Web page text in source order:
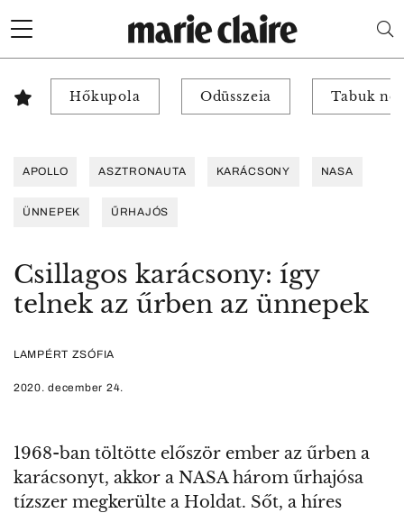
Hőkupola Odüsszeia Tabuk
APOLLO ASZTRONAUTA KARÁCSONY NASA
ÜNNEPEK ŰRHAJÓS
Csillagos karácsony: így
telnek az űrben az ünnepek
LAMPÉRT ZSÓFIA
2020. december 24.
1968-ban töltötte először ember az űrben a
karácsonyt, akkor a NASA három űrhajósa
tízszer megkerülte a Holdat. Sőt, a híres